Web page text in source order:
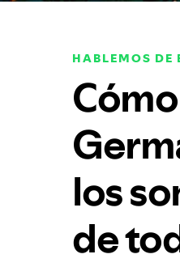
HABLEMOS DE
los
de